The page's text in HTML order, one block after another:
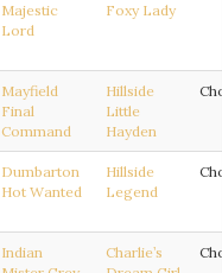
Majestic
Lord
Foxy Lady
Mayfield
Final
Command
Hillside
Little
Hayden
Dumbarton
Hot Wanted
Hillside
Legend
Indian
Charlie’s